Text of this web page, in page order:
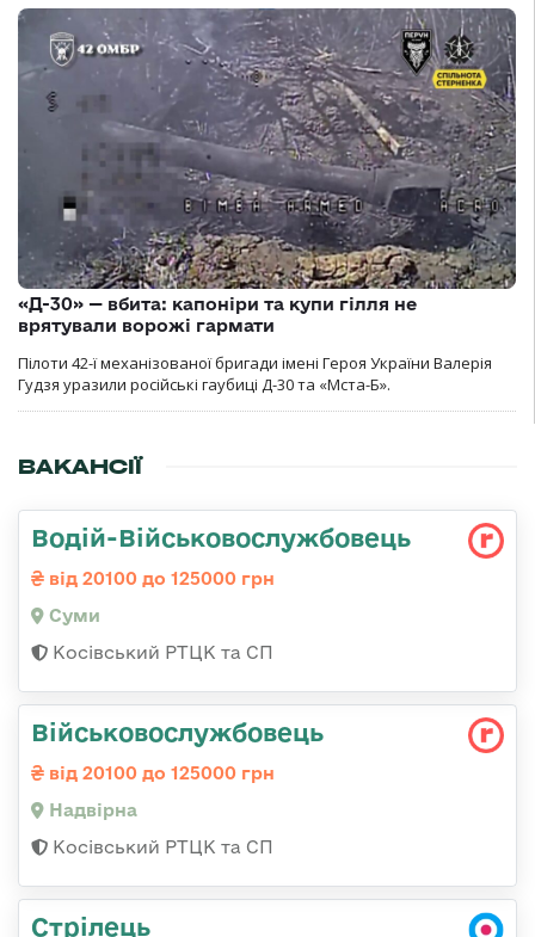
«Д-30» — вбита: капоніри та купи гілля не
врятували ворожі гармати
Пілоти 42-ї механізованої бригади імені Героя України Валерія
Гудзя уразили російські гаубиці Д-30 та «Мста-Б».
ВАКАНСІЇ
Водій-Військовослужбовець
від 20100 до 125000 грн
Суми
Косівський РТЦК та СП
Військовослужбовець
від 20100 до 125000 грн
Надвірна
Косівський РТЦК та СП
Стрілець